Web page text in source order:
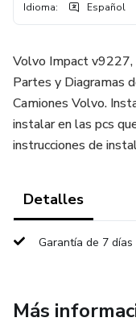
Idioma: Español
Volvo Impact v9227,
Partes y Diagramas
Camiones Volvo.
instalar en las pcs
instrucciones de
Detalles
Garantía de 7 días
Más